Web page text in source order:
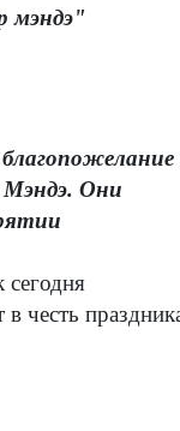
мэндэ"
Мэндэ. Они
сегодня
честь